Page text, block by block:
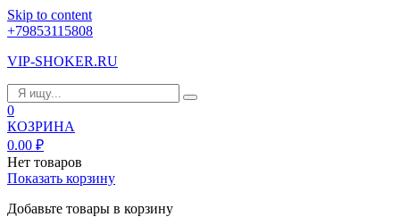
Skip to content
+79853115808
VIP-SHOKER.RU
0
КОЗРИНА
0.00 ₽
Нет товаров
Показать корзину
Добавьте товары в корзину